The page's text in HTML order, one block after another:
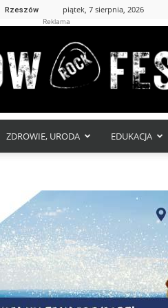
Rzeszów piątek, 7 sierpnia, 2026
Reklama
ZDROWIE, URODA EDUKACJA